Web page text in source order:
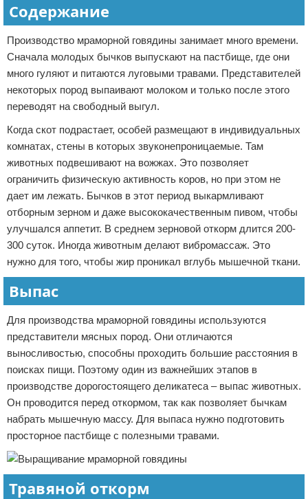
Содержание
Производство мраморной говядины занимает много времени.
Сначала молодых бычков выпускают на пастбище, где они
много гуляют и питаются луговыми травами. Представителей
некоторых пород выпаивают молоком и только после этого
переводят на свободный выгул.
Когда скот подрастает, особей размещают в индивидуальных
комнатах, стены в которых звуконепроницаемые. Там
животных подвешивают на вожжах. Это позволяет
ограничить физическую активность коров, но при этом не
дает им лежать. Бычков в этот период выкармливают
отборным зерном и даже высококачественным пивом, чтобы
улучшался аппетит. В среднем зерновой откорм длится 200-
300 суток. Иногда животным делают вибромассаж. Это
нужно для того, чтобы жир проникал вглубь мышечной ткани.
Выпас
Для производства мраморной говядины используются
представители мясных пород. Они отличаются
выносливостью, способны проходить большие расстояния в
поисках пищи. Поэтому один из важнейших этапов в
производстве дорогостоящего деликатеса – выпас животных.
Он проводится перед откормом, так как позволяет бычкам
набрать мышечную массу. Для выпаса нужно подготовить
просторное пастбище с полезными травами.
Травяной откорм